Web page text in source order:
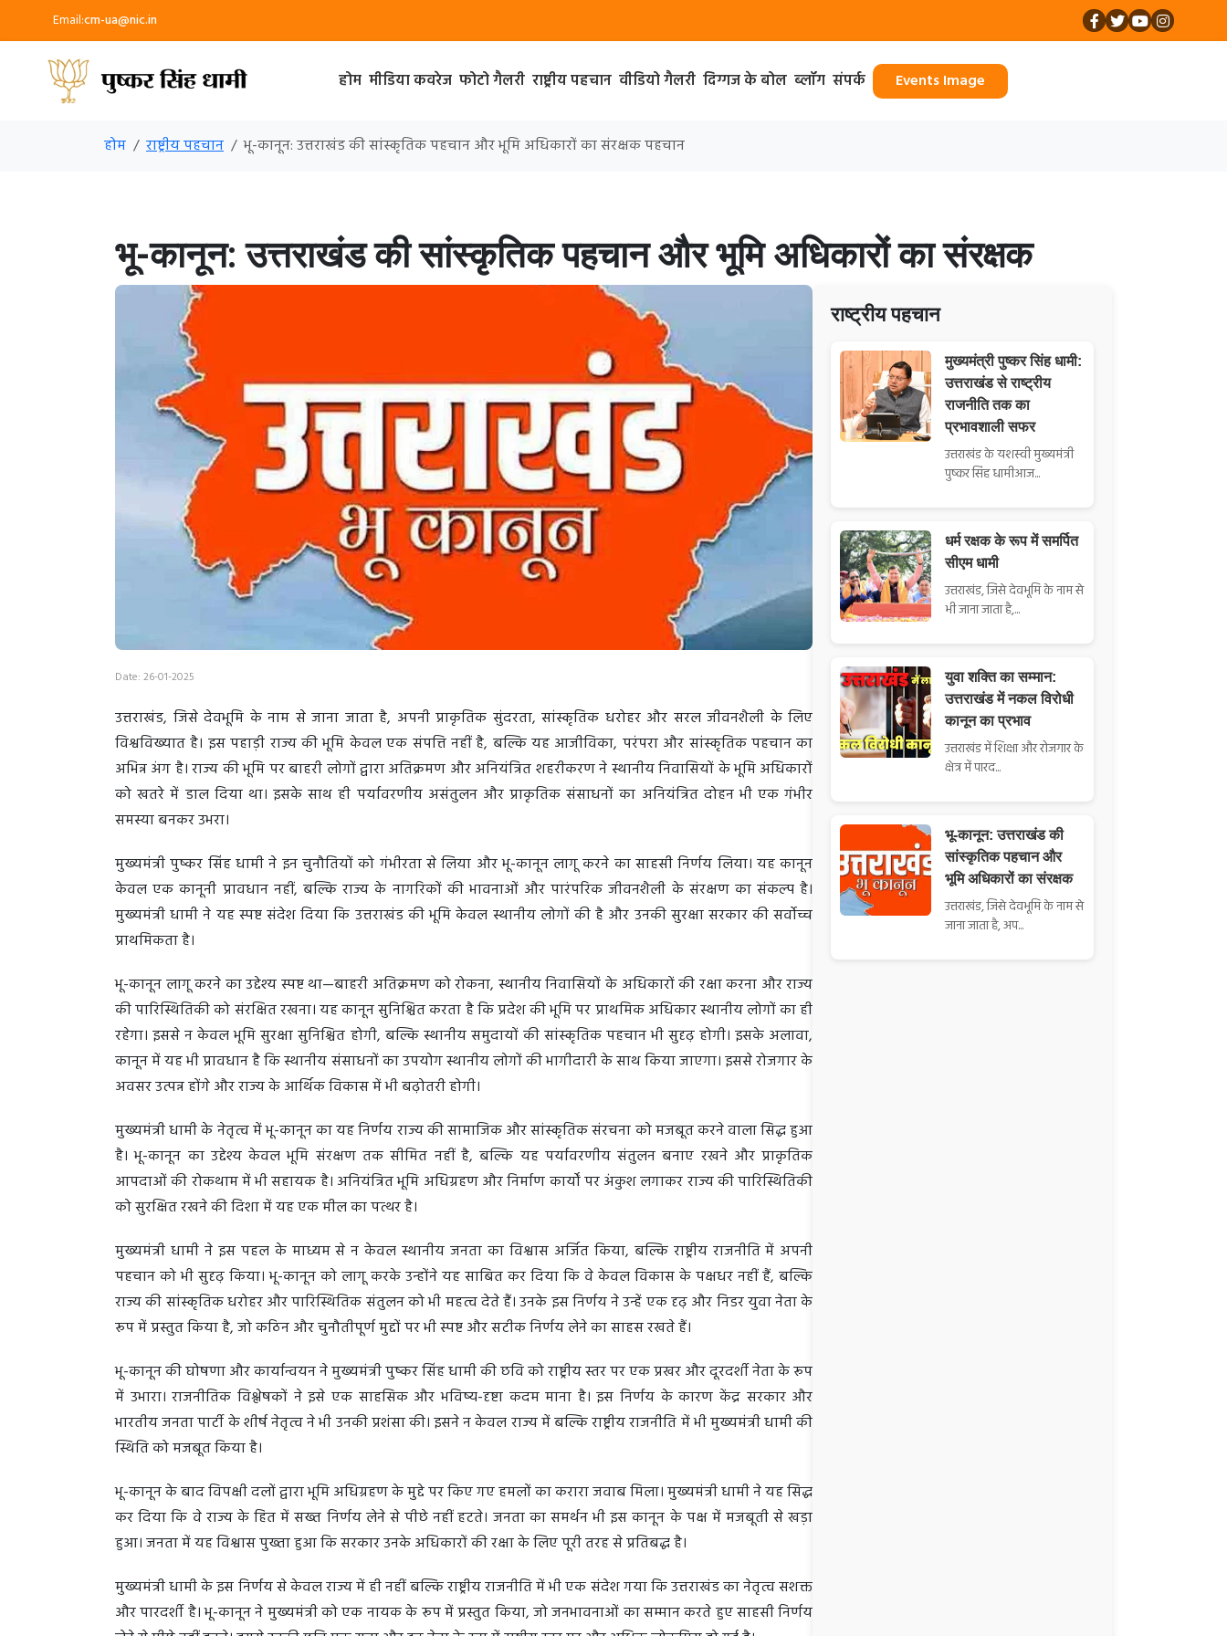
Email:cm-ua@nic.in
होम मीडिया कवरेज फोटो गैलरी राष्ट्रीय पहचान वीडियो गैलरी दिग्गज के बोल ब्लॉग संपर्क Events Image
होम राष्ट्रीय पहचान भू-कानून: उत्तराखंड की सांस्कृतिक पहचान और भूमि अधिकारों का संरक्षक पहचान
भू-कानून: उत्तराखंड की सांस्कृतिक पहचान और भूमि अधिकारों का संरक्षक
Date: 26-01-2025
उत्तराखंड, जिसे देवभूमि के नाम से जाना जाता है, अपनी प्राकृतिक सुंदरता, सांस्कृतिक धरोहर और सरल जीवनशैली के लिए
विश्वविख्यात है। इस पहाड़ी राज्य की भूमि केवल एक संपत्ति नहीं है, बल्कि यह आजीविका, परंपरा और सांस्कृतिक पहचान का
अभिन्न अंग है। राज्य की भूमि पर बाहरी लोगों द्वारा अतिक्रमण और अनियंत्रित शहरीकरण ने स्थानीय निवासियों के भूमि अधिकारों
को खतरे में डाल दिया था। इसके साथ ही पर्यावरणीय असंतुलन और प्राकृतिक संसाधनों का अनियंत्रित दोहन भी एक गंभीर
समस्या बनकर उभरा।
मुख्यमंत्री पुष्कर सिंह धामी ने इन चुनौतियों को गंभीरता से लिया और भू-कानून लागू करने का साहसी निर्णय लिया। यह कानून
केवल एक कानूनी प्रावधान नहीं, बल्कि राज्य के नागरिकों की भावनाओं और पारंपरिक जीवनशैली के संरक्षण का संकल्प है।
मुख्यमंत्री धामी ने यह स्पष्ट संदेश दिया कि उत्तराखंड की भूमि केवल स्थानीय लोगों की है और उनकी सुरक्षा सरकार की सर्वोच्च
प्राथमिकता है।
भू-कानून लागू करने का उद्देश्य स्पष्ट था—बाहरी अतिक्रमण को रोकना, स्थानीय निवासियों के अधिकारों की रक्षा करना और राज्य
की पारिस्थितिकी को संरक्षित रखना। यह कानून सुनिश्चित करता है कि प्रदेश की भूमि पर प्राथमिक अधिकार स्थानीय लोगों का ही
रहेगा। इससे न केवल भूमि सुरक्षा सुनिश्चित होगी, बल्कि स्थानीय समुदायों की सांस्कृतिक पहचान भी सुदृढ़ होगी। इसके अलावा,
कानून में यह भी प्रावधान है कि स्थानीय संसाधनों का उपयोग स्थानीय लोगों की भागीदारी के साथ किया जाएगा। इससे रोजगार के
अवसर उत्पन्न होंगे और राज्य के आर्थिक विकास में भी बढ़ोतरी होगी।
मुख्यमंत्री धामी के नेतृत्व में भू-कानून का यह निर्णय राज्य की सामाजिक और सांस्कृतिक संरचना को मजबूत करने वाला सिद्ध हुआ
है। भू-कानून का उद्देश्य केवल भूमि संरक्षण तक सीमित नहीं है, बल्कि यह पर्यावरणीय संतुलन बनाए रखने और प्राकृतिक
आपदाओं की रोकथाम में भी सहायक है। अनियंत्रित भूमि अधिग्रहण और निर्माण कार्यों पर अंकुश लगाकर राज्य की पारिस्थितिकी
को सुरक्षित रखने की दिशा में यह एक मील का पत्थर है।
मुख्यमंत्री धामी ने इस पहल के माध्यम से न केवल स्थानीय जनता का विश्वास अर्जित किया, बल्कि राष्ट्रीय राजनीति में अपनी
पहचान को भी सुदृढ़ किया। भू-कानून को लागू करके उन्होंने यह साबित कर दिया कि वे केवल विकास के पक्षधर नहीं हैं, बल्कि
राज्य की सांस्कृतिक धरोहर और पारिस्थितिक संतुलन को भी महत्व देते हैं। उनके इस निर्णय ने उन्हें एक दृढ़ और निडर युवा नेता के
रूप में प्रस्तुत किया है, जो कठिन और चुनौतीपूर्ण मुद्दों पर भी स्पष्ट और सटीक निर्णय लेने का साहस रखते हैं।
भू-कानून की घोषणा और कार्यान्वयन ने मुख्यमंत्री पुष्कर सिंह धामी की छवि को राष्ट्रीय स्तर पर एक प्रखर और दूरदर्शी नेता के रूप
में उभारा। राजनीतिक विश्लेषकों ने इसे एक साहसिक और भविष्य-दृष्टा कदम माना है। इस निर्णय के कारण केंद्र सरकार और
भारतीय जनता पार्टी के शीर्ष नेतृत्व ने भी उनकी प्रशंसा की। इसने न केवल राज्य में बल्कि राष्ट्रीय राजनीति में भी मुख्यमंत्री धामी की
स्थिति को मजबूत किया है।
भू-कानून के बाद विपक्षी दलों द्वारा भूमि अधिग्रहण के मुद्दे पर किए गए हमलों का करारा जवाब मिला। मुख्यमंत्री धामी ने यह सिद्ध
कर दिया कि वे राज्य के हित में सख्त निर्णय लेने से पीछे नहीं हटते। जनता का समर्थन भी इस कानून के पक्ष में मजबूती से खड़ा
हुआ। जनता में यह विश्वास पुख्ता हुआ कि सरकार उनके अधिकारों की रक्षा के लिए पूरी तरह से प्रतिबद्ध है।
मुख्यमंत्री धामी के इस निर्णय से केवल राज्य में ही नहीं बल्कि राष्ट्रीय राजनीति में भी एक संदेश गया कि उत्तराखंड का नेतृत्व सशक्त
और पारदर्शी है। भू-कानून ने मुख्यमंत्री को एक नायक के रूप में प्रस्तुत किया, जो जनभावनाओं का सम्मान करते हुए साहसी निर्णय
राष्ट्रीय पहचान
मुख्यमंत्री पुष्कर सिंह धामी:
उत्तराखंड से राष्ट्रीय
राजनीति तक का
प्रभावशाली सफर
उत्तराखंड के यशस्वी मुख्यमंत्री
पुष्कर सिंह धामीआज...
धर्म रक्षक के रूप में समर्पित
सीएम धामी
उत्तराखंड, जिसे देवभूमि के नाम से
भी जाना जाता है,...
युवा शक्ति का सम्मान:
उत्तराखंड में नकल विरोधी
कानून का प्रभाव
उत्तराखंड में शिक्षा और रोजगार के
क्षेत्र में पारद...
भू-कानून: उत्तराखंड की
सांस्कृतिक पहचान और
भूमि अधिकारों का संरक्षक
उत्तराखंड, जिसे देवभूमि के नाम से
जाना जाता है, अप...